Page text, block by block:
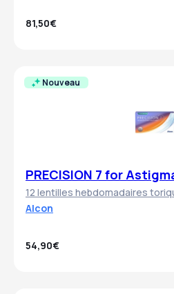
81,50€
PRECISION 7 for
12 lentilles hebdomadaires
Alcon
54,90€
Nouveau